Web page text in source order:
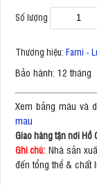
Số lượng
Thương hiệu: Fami -
Bảo hành: 12 tháng
Xem bảng màu và
mau
Giao hàng tận nơi Hồ
Ghi chú: Nhà sản
đến tổng thể & chất